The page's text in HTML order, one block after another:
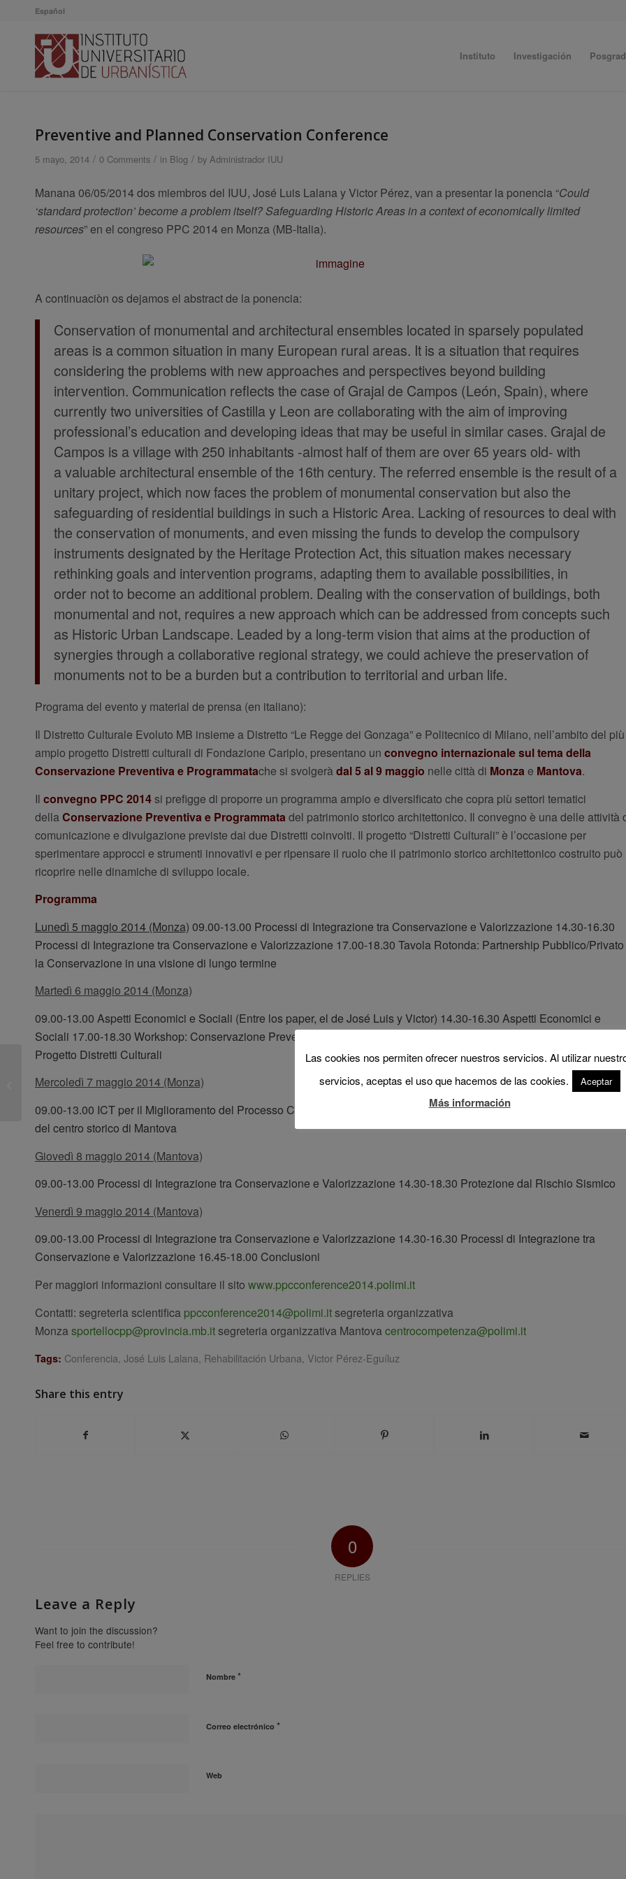
Español
Instituto Investigación
Preventive and Planned Conservation Conference
5 mayo, 2014 / 0 Comments / in Blog / by Administrador IUU
Manana 06/05/2014 dos miembros del IUU, José Luis Lalana y Victor Pérez, van a presentar la ponencia “Could
‘standard protection’ become a problem itself? Safeguarding Historic Areas in a context of economically limited
resources” en el congreso PPC 2014 en Monza (MB-Italia).
A continuaciòn os dejamos el abstract de la ponencia:
Conservation of monumental and architectural ensembles located in sparsely populated
areas is a common situation in many European rural areas. It is a situation that requires
considering the problems with new approaches and perspectives beyond building
intervention. Communication reflects the case of Grajal de Campos (León, Spain), where
currently two universities of Castilla y Leon are collaborating with the aim of improving
professional’s education and developing ideas that may be useful in similar cases. Grajal de
Campos is a village with 250 inhabitants -almost half of them are over 65 years old- with
a valuable architectural ensemble of the 16th century. The referred ensemble is the result of a
unitary project, which now faces the problem of monumental conservation but also the
safeguarding of residential buildings in such a Historic Area. Lacking of resources to deal with
the conservation of monuments, and even missing the funds to develop the compulsory
instruments designated by the Heritage Protection Act, this situation makes necessary
rethinking goals and intervention programs, adapting them to available possibilities, in
order not to become an additional problem. Dealing with the conservation of buildings, both
monumental and not, requires a new approach which can be addressed from concepts such
as Historic Urban Landscape. Leaded by a long-term vision that aims at the production of
synergies through a collaborative regional strategy, we could achieve the preservation of
monuments not to be a burden but a contribution to territorial and urban life.
Programa del evento y material de prensa (en italiano):
Il Distretto Culturale Evoluto MB insieme a Distretto “Le Regge dei Gonzaga” e Politecnico di Milano, nell’ambito del più
ampio progetto Distretti culturali di Fondazione Cariplo, presentano un convegno internazionale sul tema della
Conservazione Preventiva e Programmatache si svolgeràdal 5 al 9 maggio nelle città di Monza e Mantova.
Il convegno PPC 2014si prefigge di proporre un programma ampio e diversificato che copra più settori tematici
della Conservazione Preventiva e Programmata del patrimonio storico architettonico. Il convegno è una delle attività
comunicazione e divulgazione previste dai due Distretti coinvolti. Il progetto “Distretti Culturali” è l’occasione per
sperimentare approcci e strumenti innovativi e per ripensare il ruolo che il patrimonio storico architettonico costruito può
ricoprire nelle dinamiche di sviluppo locale.
Programma
Lunedì 5 maggio 2014 (Monza) 09.00-13.00 Processi di Integrazione tra Conservazione e Valorizzazione 14.30-16.30
Processi di Integrazione tra Conservazione e Valorizzazione 17.00-18.30 Tavola Rotonda: Partnership Pubblico/
la Conservazione in una visione di lungo termine
Martedì 6 maggio 2014 (Monza)
09.00-13.00 Aspetti Economici e Sociali (Entre los paper, el de José Luis y Victor) 14.30-16.30 Aspetti Economici e
Sociali 17.00-18.30 Workshop: Conservazione Preventiva e Programmata nei progetti ad ampia scala, l’esperienza del
Progetto Distretti Culturali
Mercoledì 7 maggio 2014 (Monza)
09.00-13.00 ICT per il Miglioramento del Processo Conservativo Mercoledì 7 maggio 2014 (Mantova) 17.30 Tour
del centro storico di Mantova
Giovedì 8 maggio 2014 (Mantova)
09.00-13.00 Processi di Integrazione tra Conservazione e Valorizzazione 14.30-18.30 Protezione dal Rischio Sismico
Venerdì 9 maggio 2014 (Mantova)
09.00-13.00 Processi di Integrazione tra Conservazione e Valorizzazione 14.30-16.30 Processi di Integrazione tra
Conservazione e Valorizzazione 16.45-18.00 Conclusioni
Per maggiori informazioni consultare il sito www.ppcconference2014.polimi.it
Contatti: segreteria scientifica ppcconference2014@polimi.itsegreteria organizzativa
Monzasportellocpp@provincia.mb.itsegreteria organizzativa Mantovacentrocompetenza@polimi.it
Tags: Conferencia, José Luis Lalana, Rehabilitación Urbana, Victor Pérez-Eguíluz
Share this entry
0
REPLIES
Leave a Reply
Want to join the discussion?
Feel free to contribute!
Nombre *
Correo electrónico *
Web
[Videos y ponencias]: “Curso online:
Rehabilitar, regenerar o renovar...
Las cookies nos permiten ofrecer nuestros servicios. Al utilizar
servicios, aceptas el uso que hacemos de las cookies.
Aceptar
Más información